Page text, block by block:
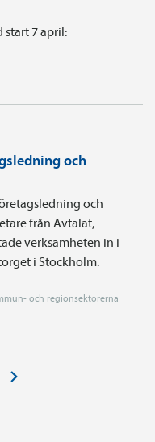
start 7 april:
och
och
från Avtalat,
verksamheten in i
i Stockholm.
och regionsektorerna